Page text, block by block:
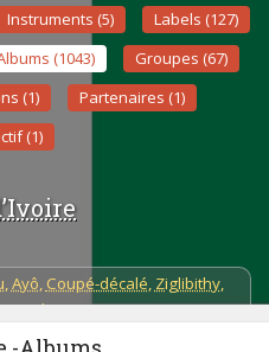
Instruments (5)
Labels (127)
(1043)
Groupes (67)
(1)
Partenaires (1)
(1)
,Ayô, Coupé-décalé, Ziglibithy,
Zouglou